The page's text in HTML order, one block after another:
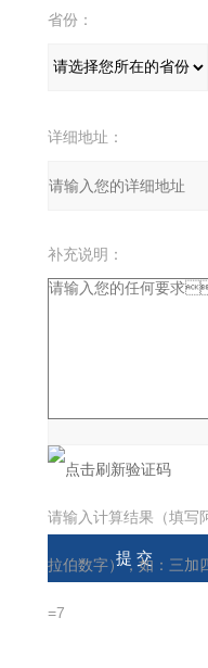
省份：
详细地址：
补充说明：
请输入计算结果（填写
拉伯数字），如：三加
=7